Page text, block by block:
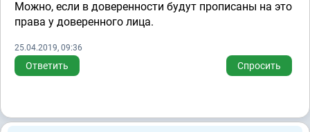
Можно, если в доверенности будут прописаны на это
права у доверенного лица.
25.04.2019, 09:36
Ответить Спросить